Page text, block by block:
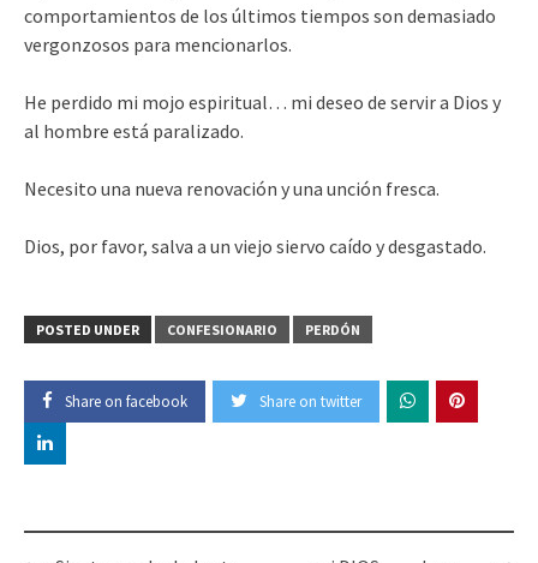
comportamientos de los últimos tiempos son demasiado
vergonzosos para mencionarlos.
He perdido mi mojo espiritual… mi deseo de servir a Dios y
al hombre está paralizado.
Necesito una nueva renovación y una unción fresca.
Dios, por favor, salva a un viejo siervo caído y desgastado.
POSTED UNDER CONFESIONARIO PERDÓN
Share on facebook Share on twitter